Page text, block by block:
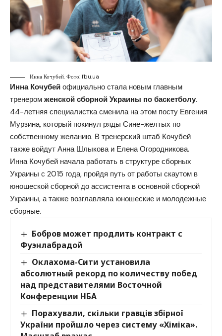
Инна Кочубей. Фото: fbu.ua
Инна Кочубей официально стала новым главным
тренером женской сборной Украины по баскетболу.
44-летняя специалистка сменила на этом посту Евгения
Мурзина, который покинул ряды Сине-желтых по
собственному желанию. В тренерский штаб Кочубей
также войдут Анна Шлыкова и Елена Огородникова.
Инна Кочубей начала работать в структуре сборных
Украины с 2015 года, пройдя путь от работы скаутом в
юношеской сборной до ассистента в основной сборной
Украины, а также возглавляла юношеские и молодежные
сборные.
Бобров может продлить контракт с
Фуэнлабрадой
Оклахома-Сити установила
абсолютный рекорд по количеству побед
над представителями Восточной
Конференции НБА
Порахували, скільки гравців збірної
України пройшло через систему «Хіміка».